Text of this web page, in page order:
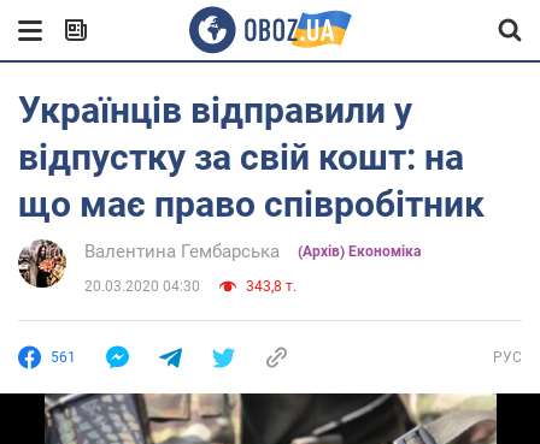
Українців відправили у
відпустку за свій кошт: на
що має право співробітник
Валентина Гембарська (Архів) Економіка
20.03.2020 04:30 343,8 т.
561 РУС